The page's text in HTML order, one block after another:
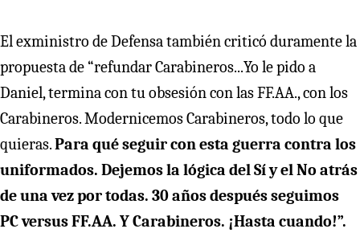
El exministro de Defensa también criticó duramente la
propuesta de “refundar Carabineros...Yo le pido a
Daniel, termina con tu obsesión con las FF.AA., con los
Carabineros. Modernicemos Carabineros, todo lo que
quieras.Para qué seguir con esta guerra contra los
uniformados. Dejemos la lógica del Sí y el No atrás
de una vez por todas. 30 años después seguimos
PC versus FF.AA. Y Carabineros. ¡Hasta cuando!”.